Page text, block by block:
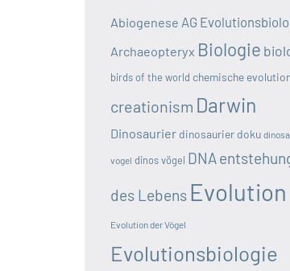
Abiogenese AG
Archaeopteryx Biologie
birds of the world chemische
creationism Darwin
Dinosaurier dinosaurier doku
vogel dinos vögel DNA
des Lebens Evolution
Evolution der Vögel
Evolutionsbiologie